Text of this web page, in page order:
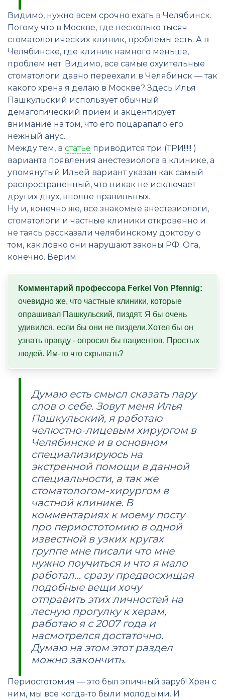
Видимо, нужно всем срочно ехать в Челябинск.
Потому что в Москве, где несколько тысяч
стоматологических клиник, проблемы есть. А в
Челябинске, где клиник намного меньше,
проблем нет. Видимо, все самые охуительные
стоматологи давно переехали в Челябинск — так
какого хрена я делаю в Москве? Здесь Илья
Пашкульский использует обычный
демагогический прием и акцентирует
внимание на том, что его поцарапало его
нежный анус.
Между тем, в статье приводится три (ТРИ!!!!! )
варианта появления анестезиолога в клинике, а
упомянутый Ильей вариант указан как самый
распространенный, что никак не исключает
других двух, вполне правильных.
Ну и, конечно же, все знакомые анестезиологи,
стоматологи и частные клиники откровенно и
не таясь рассказали челябинскому доктору о
том, как ловко они нарушают законы РФ. Ога,
конечно. Верим.
Комментарий профессора Ferkel Von Pfennig:
очевидно же, что частные клиники, которые
опрашивал Пашкульский, пиздят. Я бы очень
удивился, если бы они не пиздели.Хотел бы он
узнать правду - опросил бы пациентов. Простых
людей. Им-то что скрывать?
Думаю есть смысл сказать пару
слов о себе. Зовут меня Илья
Пашкульский, я работаю
челюстно-лицевым хирургом в
Челябинске и в основном
специализируюсь на
экстренной помощи в данной
специальности, а так же
стоматологом-хирургом в
частной клинике. В
комментариях к моему посту
про периостотомию в одной
известной в узких кругах
группе мне писали что мне
нужно поучиться и что я мало
работал… сразу предвосхищая
подобные вещи хочу
отправить этих личностей на
лесную прогулку к херам,
работаю я с 2007 года и
насмотрелся достаточно.
Думаю на этом этот раздел
можно закончить.
Периостотомия — это был эпичный заруб! Хрен с
ним, мы все когда-то были молодыми. И